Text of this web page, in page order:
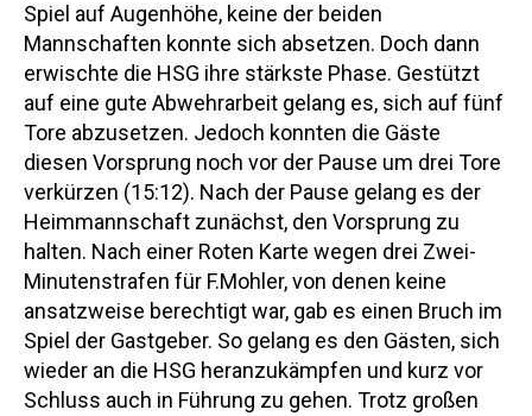
Spiel auf Augenhöhe, keine der beiden
Mannschaften konnte sich absetzen. Doch dann
erwischte die HSG ihre stärkste Phase. Gestützt
auf eine gute Abwehrarbeit gelang es, sich auf fünf
Tore abzusetzen. Jedoch konnten die Gäste
diesen Vorsprung noch vor der Pause um drei Tore
verkürzen (15:12). Nach der Pause gelang es der
Heimmannschaft zunächst, den Vorsprung zu
halten. Nach einer Roten Karte wegen drei Zwei-
Minutenstrafen für F.Mohler, von denen keine
ansatzweise berechtigt war, gab es einen Bruch im
Spiel der Gastgeber. So gelang es den Gästen, sich
wieder an die HSG heranzukämpfen und kurz vor
Schluss auch in Führung zu gehen. Trotz großen